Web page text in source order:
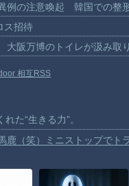
例の注意喚起 韓国での整
ス招待
大阪万博のトイレが汲み取
相互RSS
た“生きる力”。
鹿（笑）ミニストップで
りのおじさんにドローンを